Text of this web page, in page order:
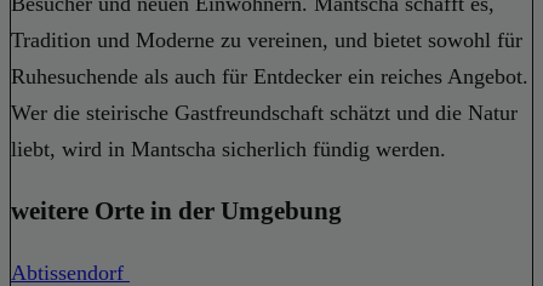
Tradition und Moderne zu vereinen, und bietet sowohl für
Ruhesuchende als auch für Entdecker ein reiches Angebot.
Wer die steirische Gastfreundschaft schätzt und die Natur
liebt, wird in Mantscha sicherlich fündig werden.
weitere Orte in der Umgebung
Abtissendorf